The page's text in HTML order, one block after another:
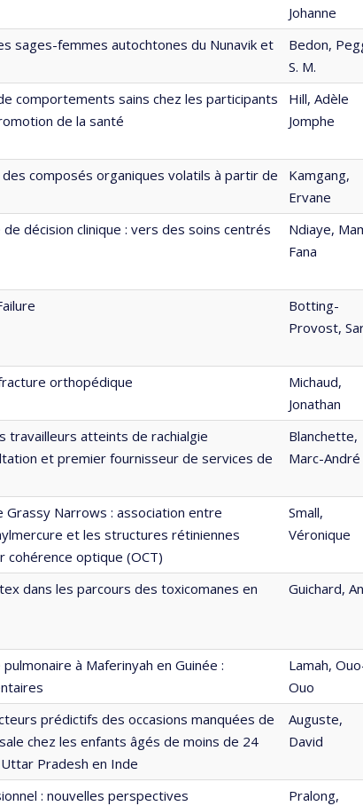
Johanne
sages-femmes autochtones du Nunavik et
Bedon,
S. M.
comportements sains chez les participants
de la santé
Hill, Adèle
Jomphe
composés organiques volatils à partir de
Kamgang,
Ervane
décision clinique : vers des soins centrés
Ndiaye,
Fana
Botting-
Provost,
orthopédique
Michaud,
Jonathan
travailleurs atteints de rachialgie
et premier fournisseur de services de
Blanchette,
Marc-André
Grassy Narrows : association entre
et les structures rétiniennes
optique (OCT)
Small,
Véronique
dans les parcours des toxicomanes en
Guichard,
à Maferinyah en Guinée :
Lamah,
Ouo
prédictifs des occasions manquées de
chez les enfants âgés de moins de 24
Pradesh en Inde
Auguste,
David
: nouvelles perspectives
Pralong,